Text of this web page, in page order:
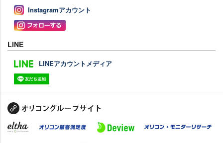
Instagramアカウント
LINE
LINEアカウントメディア